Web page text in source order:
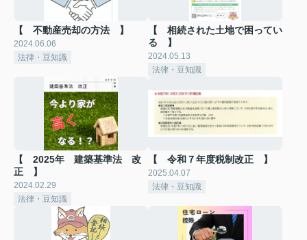
【 不動産売却の方法 】
2024.06.06
法律・豆知識
【 相続された土地で困ってい
る 】
2024.05.13
法律・豆知識
【 2025年 建築基準法 改
正 】
2024.02.29
法律・豆知識
【 令和７年度税制改正 】
2025.04.07
法律・豆知識